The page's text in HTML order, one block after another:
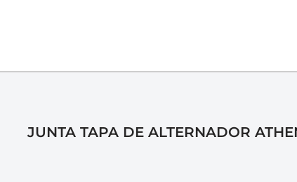
JUNTA TAPA DE ALTERNADOR